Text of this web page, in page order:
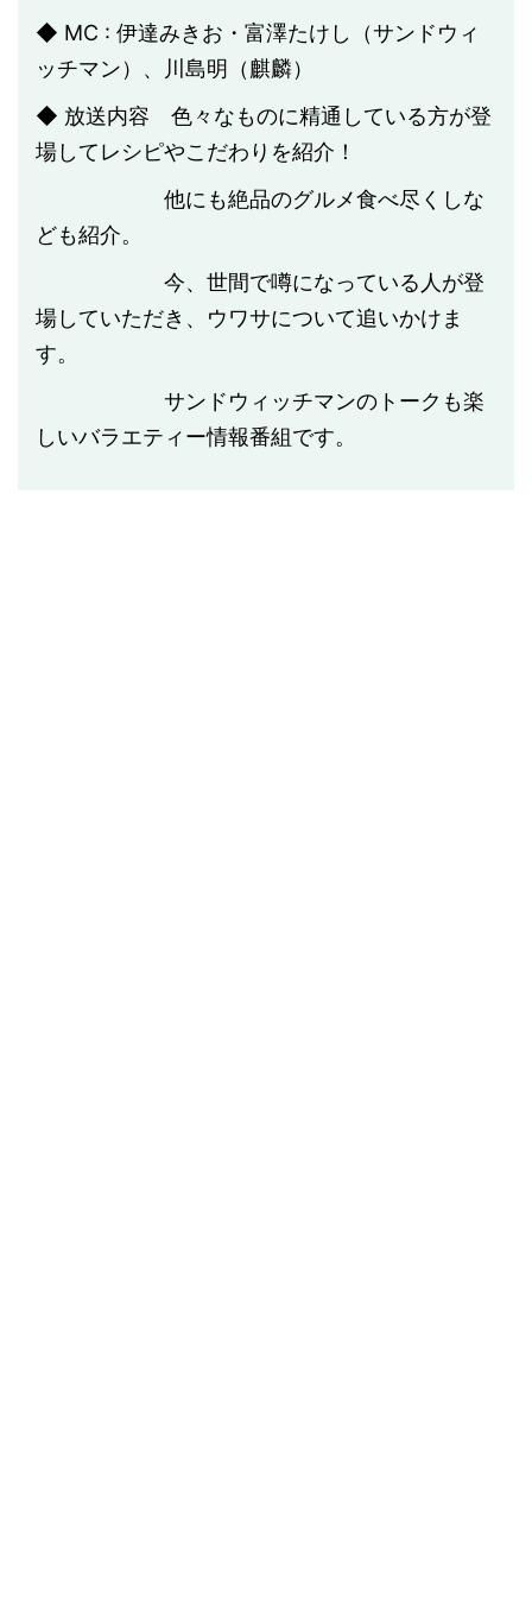
◆ MC : 伊達みきお・富澤たけし（サンドウィ
ッチマン）、川島明（麒麟）
◆ 放送内容 色々なものに精通している方が登
場してレシピやこだわりを紹介！
他にも絶品のグルメ食べ尽くしな
ども紹介。
今、世間で噂になっている人が登
場していただき、ウワサについて追いかけま
す。
サンドウィッチマンのトークも楽
しいバラエティー情報番組です。